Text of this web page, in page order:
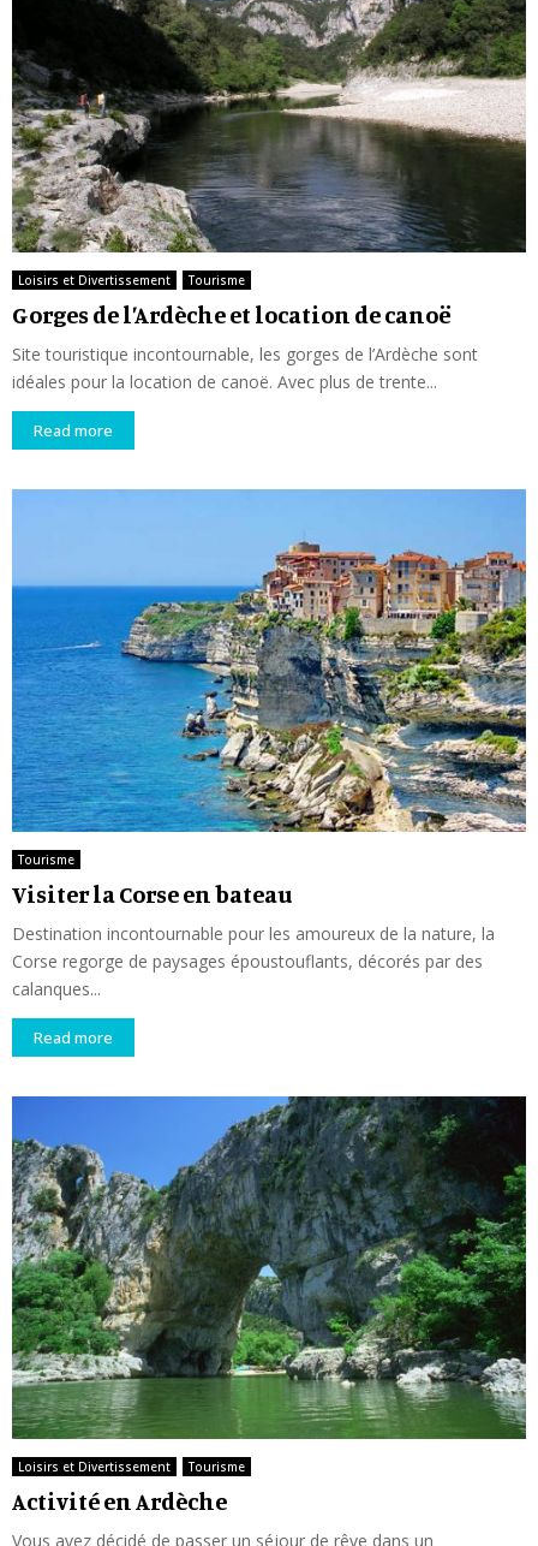
Loisirs et Divertissement Tourisme
Gorges de l’Ardèche et location de canoë
Site touristique incontournable, les gorges de l’Ardèche sont
idéales pour la location de canoë. Avec plus de trente...
Read more
Tourisme
Visiter la Corse en bateau
Destination incontournable pour les amoureux de la nature, la
Corse regorge de paysages époustouflants, décorés par des
calanques...
Read more
Loisirs et Divertissement Tourisme
Activité en Ardèche
Vous avez décidé de passer un séjour de rêve dans un